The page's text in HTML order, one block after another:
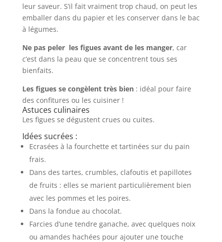
leur saveur. S’il fait vraiment trop chaud, on peut les
emballer dans du papier et les conserver dans le bac
à légumes.
Ne pas peler les figues avant de les manger, car
c’est dans la peau que se concentrent tous ses
bienfaits.
Les figues se congèlent très bien: idéal pour faire
des confitures ou les cuisiner !
Astuces culinaires
Les figues se dégustent crues ou cuites.
Idées sucrées :
Ecrasées à la fourchette et tartinées sur du pain
frais.
Dans des tartes, crumbles, clafoutis et papillotes
de fruits : elles se marient particulièrement bien
avec les pommes et les poires.
Dans la fondue au chocolat.
Farcies d’une tendre ganache, avec quelques noix
ou amandes hachées pour ajouter une touche